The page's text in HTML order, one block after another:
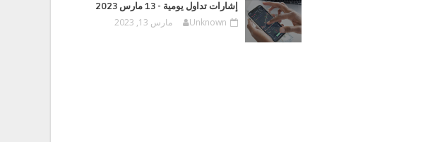
إشارات تداول يومية - 13 مارس 2023
Unknown مارس 13, 2023